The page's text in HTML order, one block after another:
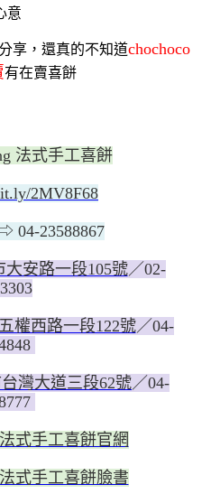
意
享，還真的不知道chochoco
有在賣喜餅
法式手工喜餅
2MV8F68
04-23588867
大安路一段105號／02-
權西路一段122號／04-
灣大道三段62號／04-
式手工喜餅官網
式手工喜餅臉書